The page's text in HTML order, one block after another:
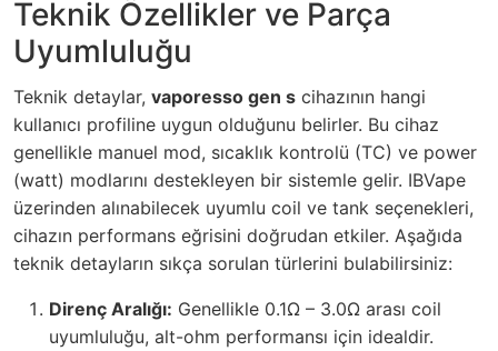
Teknik Özellikler ve Parça
Uyumluluğu
Teknik detaylar, vaporesso gen s cihazının hangi
kullanıcı profiline uygun olduğunu belirler. Bu cihaz
genellikle manuel mod, sıcaklık kontrolü (TC) ve power
(watt) modlarını destekleyen bir sistemle gelir. IBVape
üzerinden alınabilecek uyumlu coil ve tank seçenekleri,
cihazın performans eğrisini doğrudan etkiler. Aşağıda
teknik detayların sıkça sorulan türlerini bulabilirsiniz:
Direnç Aralığı: Genellikle 0.1Ω – 3.0Ω arası coil
uyumluluğu, alt-ohm performansı için idealdir.